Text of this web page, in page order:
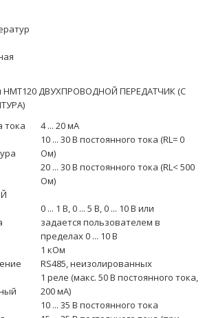
HMT120 ДВУХПРОВОДНОЙ ПЕРЕДАТЧИК (С
тока
4 ... 20 мA
10 ... 30 В постоянного тока (RL= 0
Ом)
20 ... 30 В постоянного тока (RL< 500
Ом)
0 ... 1 В, 0 ... 5 В, 0 ... 10 В или
задается пользователем в
пределах 0 ... 10 В
1 кОм
RS485, неизолированных
1 реле (макс. 50 В постоянного тока,
200 мA)
10 ... 35 В постоянного тока